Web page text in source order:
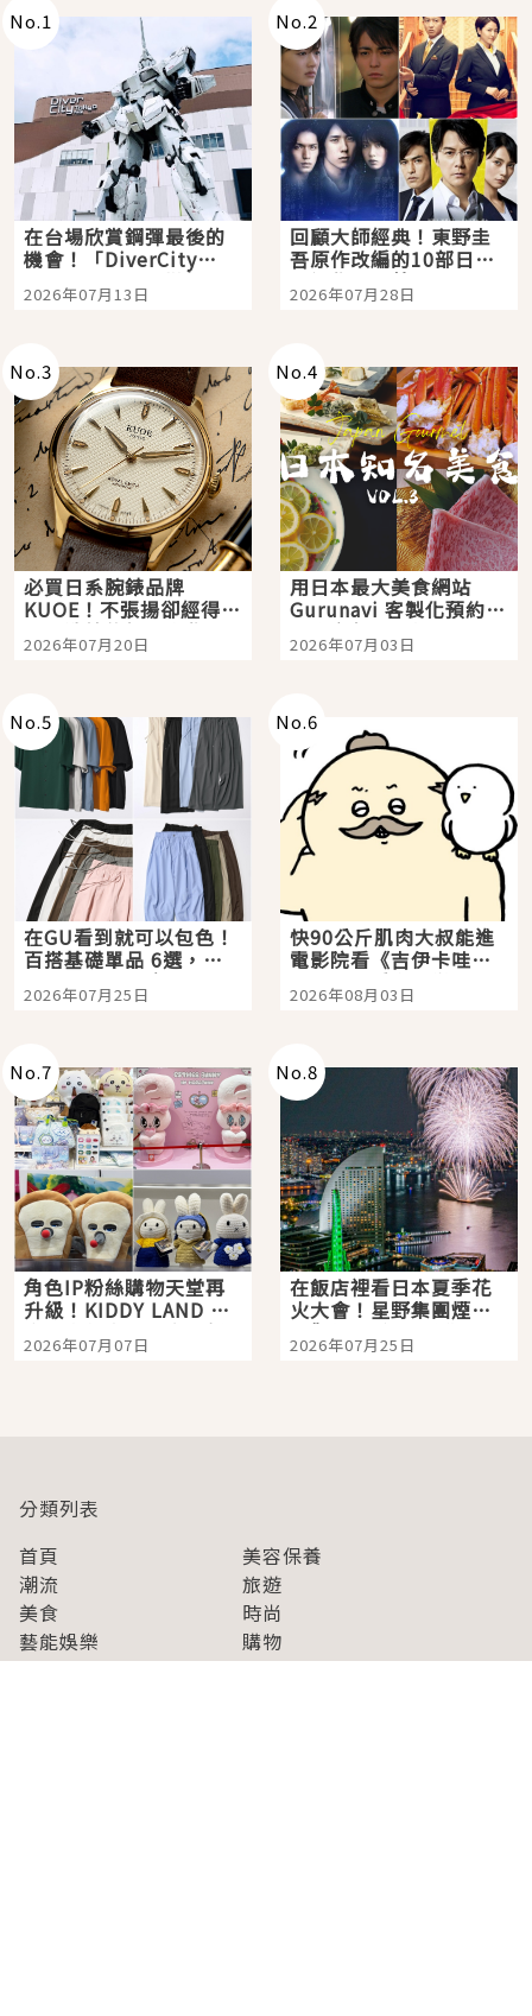
No.1
在台場欣賞鋼彈最後的
機會！「DiverCity
Tokyo Plaza」搭船、
購物、美食及夜景，一
2026年07月13日
No.2
回顧大師經典！東野圭
吾原作改編的10部日本
影視作品推薦
2026年07月28日
No.3
必買日系腕錶品牌
KUOE！不張揚卻經得起
時間洗鍊的經典之作五
選
2026年07月20日
No.4
用日本最大美食網站
Gurunavi 客製化預約九
大都市餐廳，打造專屬
美食體驗！
2026年07月03日
No.5
在GU看到就可以包色！
百搭基礎單品 6選，閉
眼全收也不心疼
2026年07月25日
No.6
快90公斤肌肉大叔能進
電影院看《吉伊卡哇》
嗎？日本重金屬樂團
「打首」會長與nagano
2026年08月03日
No.7
角色IP粉絲購物天堂再
升級！KIDDY LAND 原
宿店吉伊卡哇迎客，新
開幕 OMOKADO 店3分
2026年07月07日
No.8
在飯店裡看日本夏季花
火大會！星野集團煙火
景觀飯店6選，讓你不用
人擠人悠閒欣賞
2026年07月25日
分類列表
首頁
美容保養
潮流
旅遊
美食
時尚
藝能娛樂
購物